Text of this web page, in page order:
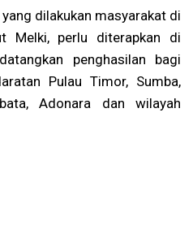
dilakukan masyarakat di
Melki, perlu diterapkan di
penghasilan bagi
Pulau Timor, Sumba,
Adonara dan wilayah